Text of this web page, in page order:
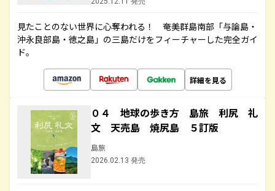
見たことのない世界に心奪われる！ 奄美群島南部「与論島・
沖永良部島・徳之島」の三島だけをフィーチャーした完全ガイ
ド。
詳細を見る
０４ 地球の歩き方 島旅 利尻 礼
文 天売島 焼尻島 ５訂版
島旅
2026.02.13 発売